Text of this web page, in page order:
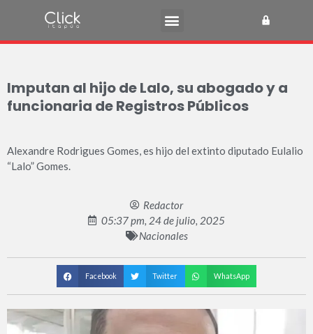
Imputan al hijo de Lalo, su abogado y a
funcionaria de Registros Públicos
Alexandre Rodrigues Gomes, es hijo del extinto diputado Eulalio
“Lalo” Gomes.
Redactor
05:37 pm, 24 de julio, 2025
Nacionales
Facebook Twitter WhatsApp